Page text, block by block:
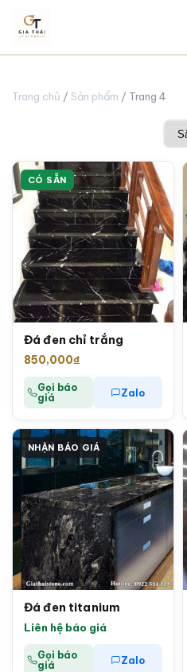
Trang chủ / Sản phẩm / Trang 4
CÓ SẴN
Đá đen chỉ trắng
850,000₫
Gọi báo
giá
Zalo
NHẬN BÁO GIÁ
Đá đen titanium
Liên hệ báo giá
Gọi báo
giá
Zalo